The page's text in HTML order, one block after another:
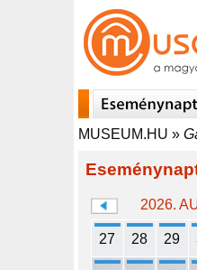
MUSEUM.HU »
2026.
27 28 29